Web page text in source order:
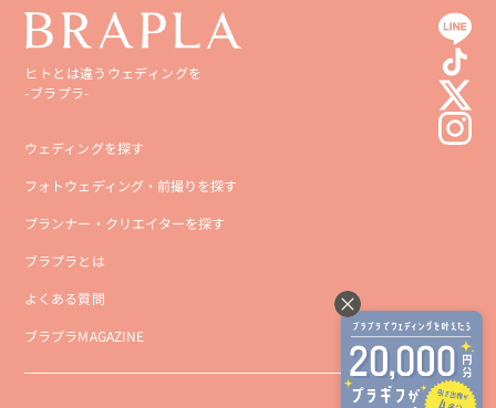
ヒトとは違うウェディングを
-ブラプラ-
ウェディングを探す
フォトウェディング・前撮りを探す
プランナー・クリエイターを探す
ブラプラとは
よくある質問
ブラプラMAGAZINE